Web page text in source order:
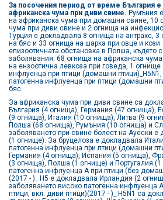
За посочения период от време България е
африканска чума при диви свине. Румъния
на африканска чума при домашни свине, 10
чума при диви свине и 2 огнища на
Турция е докладвала 8 огнища на антракс,
на бяс и 33 огнища на шарка при овце и
епизоотичната обстановка в Полша, където
заболявания: 68 огнища на африканска
на ензоотична левкоза при говеда, 1 огнище
инфлуенца при птици (домашни
патогенна инфлуенца при птици (домашни
бяс.
За африканска чума при диви свине са
България (4 огнища), Германия (47 огнища),
(9 огнища), Италия (10 огнища), Литва (9
Полша (68 огнища), Румъния (10 огнища) и
заболяването при свине болест на Ауески
(1 огнище). За бруцелоза е докладвала
патогенна инфлуенца при птици (домашни
Германия (4 огнища), Испания (5 огнища),
(3 огнища), Полша (1 огнище) и Португалия
патогенна инфлуенца А при птици (без
(2017 - )_ H5 е докладвала Ирландия (2
заболяването високо патогенна инфлуенца
птици, вкл. диви птици)(2017 - )_ H5N1 са